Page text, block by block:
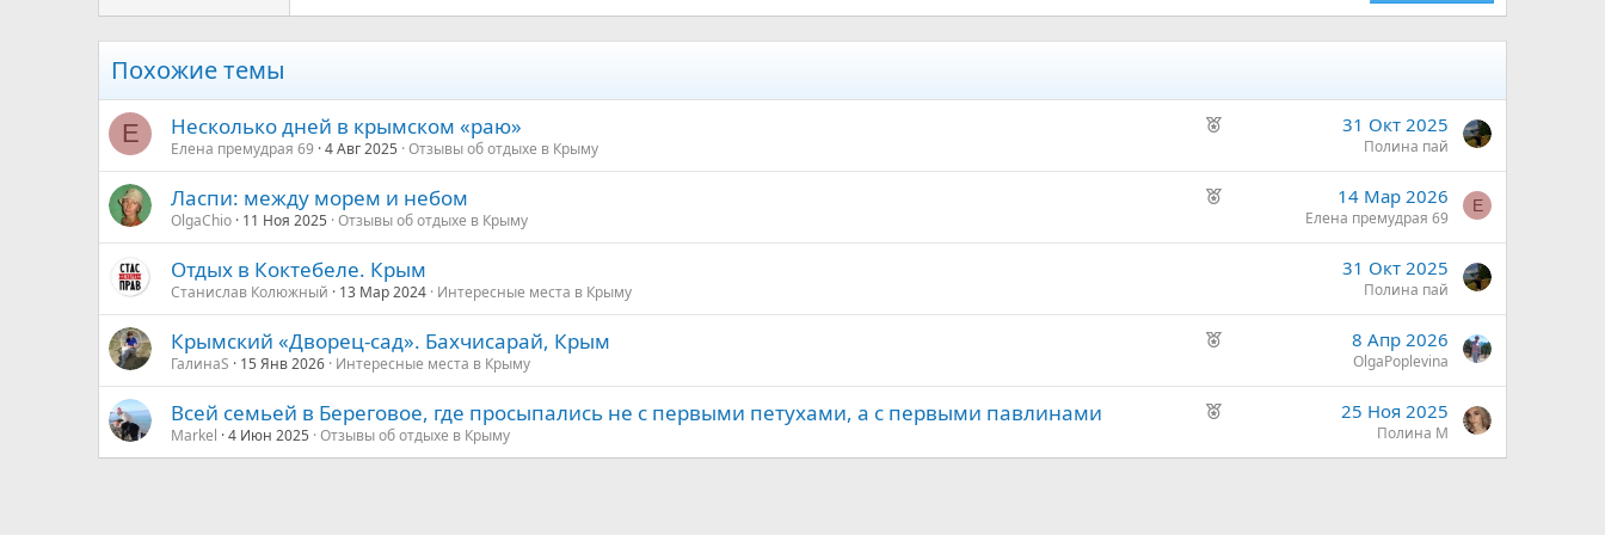
Похожие темы
Е
Р
к
о
е
у
ы
Несколько дней в крымском «раю»
Елена премудрая 69 4 Авг 2025 Отзывы об отдыхе в Крыму
31 Окт 2025
Полина пай
Р
к
е
у
Ласпи: между морем и небом
OlgaChio 11 Ноя 2025 Отзывы об отдыхе в Крыму
14 Мар 2026
Елена премудрая 69
Е
Отдых в Коктебеле. Крым
Станислав Колюжный 13 Мар 2024 Интересные места в Крыму
31 Окт 2025
Полина пай
Р
к
о
е
Крымский «Дворец-сад». Бахчисарай, Крым
ГалинаS 15 Янв 2026 Интересные места в Крыму
8 Апр 2026
OlgaPoplevina
Р
к
Всей семьей в Береговое, где просыпались не с первыми петухами, а с первыми павлинами
Markel 4 Июн 2025 Отзывы об отдыхе в Крыму
25 Ноя 2025
Полина М